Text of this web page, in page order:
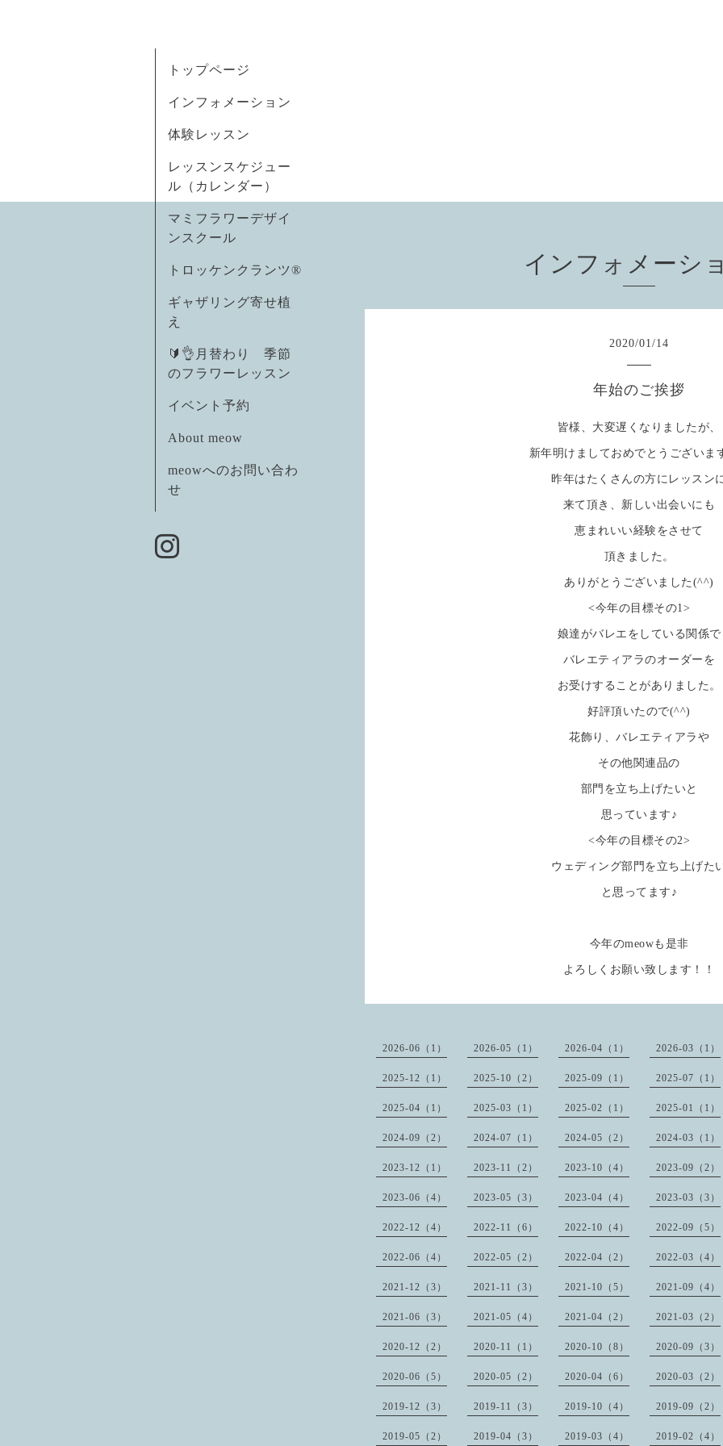
トップページ
インフォメーション
体験レッスン
レッスンスケジュー
ル（カレンダー）
マミフラワーデザイ
ンスクール
トロッケンクランツ®
ギャザリング寄せ植
え
🔰👌月替わり 季節
のフラワーレッスン
イベント予約
About meow
meowへのお問い合わ
せ
インフォメーシ
2020/01/14
年始のご挨拶
皆様、大変遅くなりましたが、
新年明けましておめでとうございま
昨年はたくさんの方にレッスン
来て頂き、新しい出会いにも
恵まれいい経験をさせて
頂きました。
ありがとうございました(^^)
<今年の目標その1>
娘達がバレエをしている関係で
バレエティアラのオーダーを
お受けすることがありました。
好評頂いたので(^^)
花飾り、バレエティアラや
その他関連品の
部門を立ち上げたいと
思っています♪
<今年の目標その2>
ウェディング部門を立ち上げた
と思ってます♪
今年のmeowも是非
よろしくお願い致します！！
2026-06（1） 2026-05（1） 2026-04（1） 2026-03（1）
2025-12（1） 2025-10（2） 2025-09（1） 2025-07（1）
2025-04（1） 2025-03（1） 2025-02（1） 2025-01（1）
2024-09（2） 2024-07（1） 2024-05（2） 2024-03（1）
2023-12（1） 2023-11（2） 2023-10（4） 2023-09（2）
2023-06（4） 2023-05（3） 2023-04（4） 2023-03（3）
2022-12（4） 2022-11（6） 2022-10（4） 2022-09（5）
2022-06（4） 2022-05（2） 2022-04（2） 2022-03（4）
2021-12（3） 2021-11（3） 2021-10（5） 2021-09（4）
2021-06（3） 2021-05（4） 2021-04（2） 2021-03（2）
2020-12（2） 2020-11（1） 2020-10（8） 2020-09（3）
2020-06（5） 2020-05（2） 2020-04（6） 2020-03（2）
2019-12（3） 2019-11（3） 2019-10（4） 2019-09（2）
2019-05（2） 2019-04（3） 2019-03（4） 2019-02（4）